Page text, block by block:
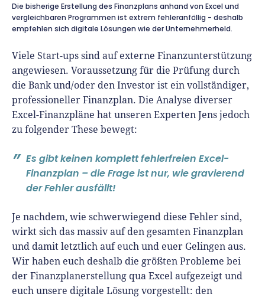
Die bisherige Erstellung des Finanzplans anhand von Excel und
vergleichbaren Programmen ist extrem fehleranfällig - deshalb
empfehlen sich digitale Lösungen wie der Unternehmerheld.
Viele Start-ups sind auf externe Finanzunterstützung
angewiesen. Voraussetzung für die Prüfung durch
die Bank und/oder den Investor ist ein vollständiger,
professioneller Finanzplan. Die Analyse diverser
Excel-Finanzpläne hat unseren Experten Jens jedoch
zu folgender These bewegt:
Es gibt keinen komplett fehlerfreien Excel-
Finanzplan – die Frage ist nur, wie gravierend
der Fehler ausfällt!
Je nachdem, wie schwerwiegend diese Fehler sind,
wirkt sich das massiv auf den gesamten Finanzplan
und damit letztlich auf euch und euer Gelingen aus.
Wir haben euch deshalb die größten Probleme bei
der Finanzplanerstellung qua Excel aufgezeigt und
euch unsere digitale Lösung vorgestellt: den